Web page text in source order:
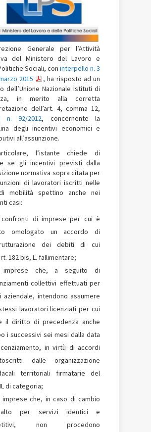
Generale per l’Attività
del Ministero del Lavoro e
Sociali, con interpello n. 3
2015
, ha risposto ad un
dell’Unione Nazionale Istituti di
in merito alla corretta
dell’art. 4, comma 12,
n. 92/2012, concernente la
degli incentivi economici e
all’assunzione.
l’istante chiede di
se gli incentivi previsti dalla
normativa sopra citata per
di lavoratori iscritti nelle
mobilità spettino anche nei
casi:
di imprese per cui è
omologato un accordo di
dei debiti di cui
182 bis, L. fallimentare;
che, a seguito di
collettivi effettuati per
aziendale, intendono assumere
lavoratori licenziati per cui
il diritto di precedenza anche
i successivi sei mesi dalla data
in virtù di accordi
dalle organizzazione
territoriali firmatarie del
di categoria;
che, in caso di cambio
per servizi identici e
non procedono